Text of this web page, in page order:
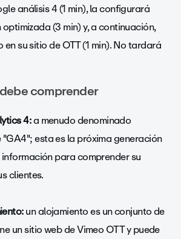
análisis 4 (1 min), la configurará
(3 min) y, a continuación,
su sitio de OTT (1 min). No tardará
comprender
4:a menudo denominado
"GA4"; esta es la próxima generación
para comprender su
clientes.
un alojamiento es un conjunto de
un sitio web de Vimeo OTT y puede